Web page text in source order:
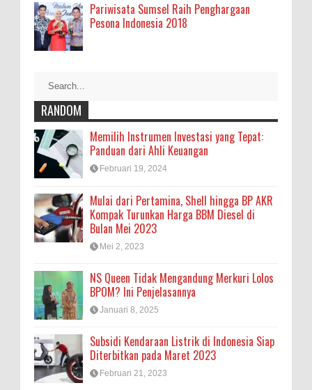
Pariwisata Sumsel Raih Penghargaan
Pesona Indonesia 2018
RANDOM
Memilih Instrumen Investasi yang Tepat:
Panduan dari Ahli Keuangan
Februari 19, 2024
Mulai dari Pertamina, Shell hingga BP AKR
Kompak Turunkan Harga BBM Diesel di
Bulan Mei 2023
Mei 2, 2023
NS Queen Tidak Mengandung Merkuri Lolos
BPOM? Ini Penjelasannya
Januari 8, 2025
Subsidi Kendaraan Listrik di Indonesia Siap
Diterbitkan pada Maret 2023
Februari 21, 2023